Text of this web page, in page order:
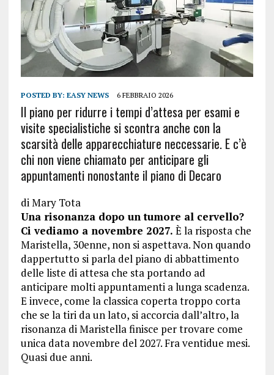
POSTED BY: EASY NEWS 6 FEBBRAIO 2026
Il piano per ridurre i tempi d’attesa per esami e
visite specialistiche si scontra anche con la
scarsità delle apparecchiature neccessarie. E c’è
chi non viene chiamato per anticipare gli
appuntamenti nonostante il piano di Decaro
di Mary Tota
Una risonanza dopo un tumore al cervello?
Ci vediamo a novembre 2027. È la risposta che
Maristella, 30enne, non si aspettava. Non quando
dappertutto si parla del piano di abbattimento
delle liste di attesa che sta portando ad
anticipare molti appuntamenti a lunga scadenza.
E invece, come la classica coperta troppo corta
che se la tiri da un lato, si accorcia dall’altro, la
risonanza di Maristella finisce per trovare come
unica data novembre del 2027. Fra ventidue mesi.
Quasi due anni.